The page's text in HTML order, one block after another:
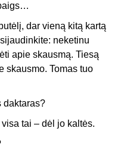
dar vieną kitą kartą
neketinu
apie skausmą. Tiesą
skausmo. Tomas tuo
daktaras?
tai – dėl jo kaltės.